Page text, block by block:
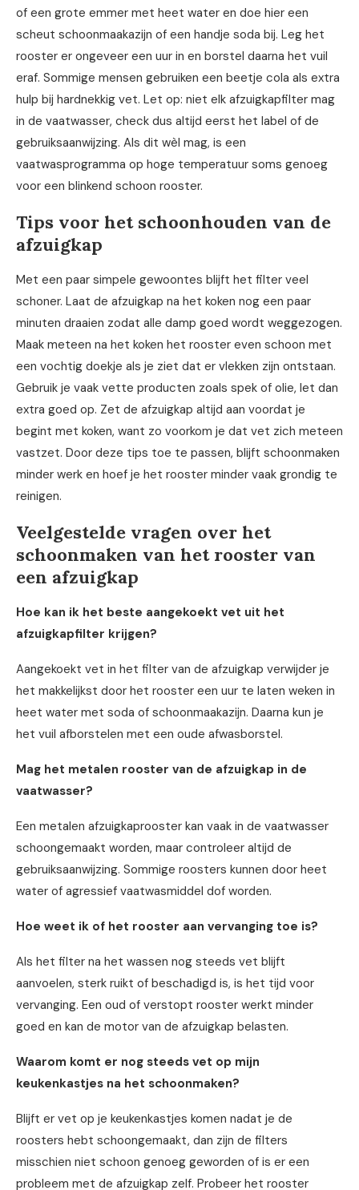
of een grote emmer met heet water en doe hier een
scheut schoonmaakazijn of een handje soda bij. Leg het
rooster er ongeveer een uur in en borstel daarna het vuil
eraf. Sommige mensen gebruiken een beetje cola als extra
hulp bij hardnekkig vet. Let op: niet elk afzuigkapfilter mag
in de vaatwasser, check dus altijd eerst het label of de
gebruiksaanwijzing. Als dit wèl mag, is een
vaatwasprogramma op hoge temperatuur soms genoeg
voor een blinkend schoon rooster.
Tips voor het schoonhouden van de
afzuigkap
Met een paar simpele gewoontes blijft het filter veel
schoner. Laat de afzuigkap na het koken nog een paar
minuten draaien zodat alle damp goed wordt weggezogen.
Maak meteen na het koken het rooster even schoon met
een vochtig doekje als je ziet dat er vlekken zijn ontstaan.
Gebruik je vaak vette producten zoals spek of olie, let dan
extra goed op. Zet de afzuigkap altijd aan voordat je
begint met koken, want zo voorkom je dat vet zich meteen
vastzet. Door deze tips toe te passen, blijft schoonmaken
minder werk en hoef je het rooster minder vaak grondig te
reinigen.
Veelgestelde vragen over het
schoonmaken van het rooster van
een afzuigkap
Hoe kan ik het beste aangekoekt vet uit het
afzuigkapfilter krijgen?
Aangekoekt vet in het filter van de afzuigkap verwijder je
het makkelijkst door het rooster een uur te laten weken in
heet water met soda of schoonmaakazijn. Daarna kun je
het vuil afborstelen met een oude afwasborstel.
Mag het metalen rooster van de afzuigkap in de
vaatwasser?
Een metalen afzuigkaprooster kan vaak in de vaatwasser
schoongemaakt worden, maar controleer altijd de
gebruiksaanwijzing. Sommige roosters kunnen door heet
water of agressief vaatwasmiddel dof worden.
Hoe weet ik of het rooster aan vervanging toe is?
Als het filter na het wassen nog steeds vet blijft
aanvoelen, sterk ruikt of beschadigd is, is het tijd voor
vervanging. Een oud of verstopt rooster werkt minder
goed en kan de motor van de afzuigkap belasten.
Waarom komt er nog steeds vet op mijn
keukenkastjes na het schoonmaken?
Blijft er vet op je keukenkastjes komen nadat je de
roosters hebt schoongemaakt, dan zijn de filters
misschien niet schoon genoeg geworden of is er een
probleem met de afzuigkap zelf. Probeer het rooster